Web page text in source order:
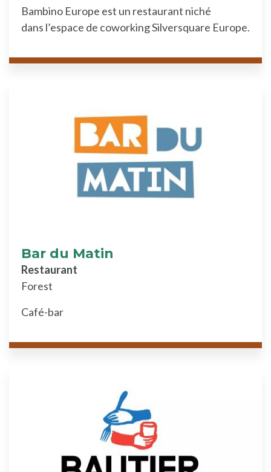
Bambino Europe est un restaurant niché
dans l’espace de coworking Silversquare Europe.
Bar du Matin
Restaurant
Forest
Café-bar